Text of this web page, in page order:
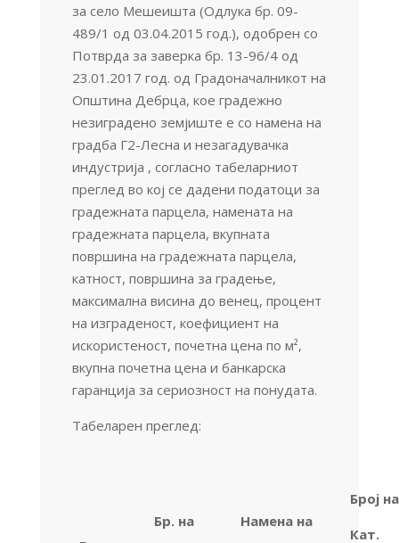
за село Мешеишта (Одлука бр. 09-
489/1 од 03.04.2015 год.), одобрен со
Потврда за заверка бр. 13-96/4 од
23.01.2017 год. од Градоначалникот на
Општина Дебрца, кое градежно
незиградено земјиште е со намена на
градба Г2-Лесна и незагадувачка
индустрија , согласно табеларниот
преглед во кој се дадени податоци за
градежната парцела, намената на
градежната парцела, вкупната
површина на градежната парцела,
катност, површина за градење,
максимална висина до венец, процент
на изграденост, коефициент на
искористеност, почетна цена по м²,
вкупна почетна цена и банкарска
гаранција за сериозност на понудата.
Табеларен преглед:
Бр. на Намена на
Број на
Кат.